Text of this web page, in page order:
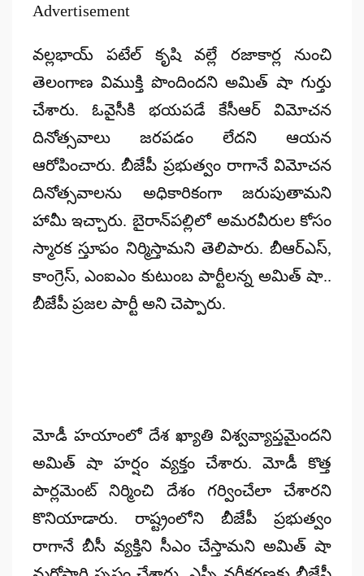
Advertisement
వల్లభాయ్ పటేల్ కృషి వల్లే రజాకార్ల నుంచి
తెలంగాణ విముక్తి పొందిందని అమిత్ షా గుర్తు
చేశారు. ఓవైసీకి భయపడే కేసీఆర్ విమోచన
దినోత్సవాలు జరపడం లేదని ఆయన
ఆరోపించారు. బీజేపీ ప్రభుత్వం రాగానే విమోచన
దినోత్సవాలను అధికారికంగా జరుపుతామని
హామీ ఇచ్చారు. బైరాన్‌పల్లిలో అమరవీరుల కోసం
స్మారక స్తూపం నిర్మిస్తామని తెలిపారు. బీఆర్ఎస్,
కాంగ్రెస్, ఎంఐఎం కుటుంబ పార్టీలన్న అమిత్ షా..
బీజేపీ ప్రజల పార్టీ అని చెప్పారు.
మోడీ హయాంలో దేశ ఖ్యాతి విశ్వవ్యాప్తమైందని
అమిత్ షా హర్షం వ్యక్తం చేశారు. మోడీ కొత్త
పార్లమెంట్ నిర్మించి దేశం గర్వించేలా చేశారని
కొనియాడారు. రాష్ట్రంలోని బీజేపీ ప్రభుత్వం
రాగానే బీసీ వ్యక్తిని సీఎం చేస్తామని అమిత్ షా